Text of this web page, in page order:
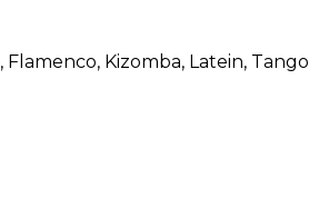
, Flamenco, Kizomba, Latein, Tango